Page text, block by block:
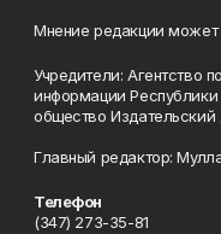
Мнение редакции может
Учредители: Агентство
информации
общество
Главный редактор:
Телефон
(347) 273-35-81